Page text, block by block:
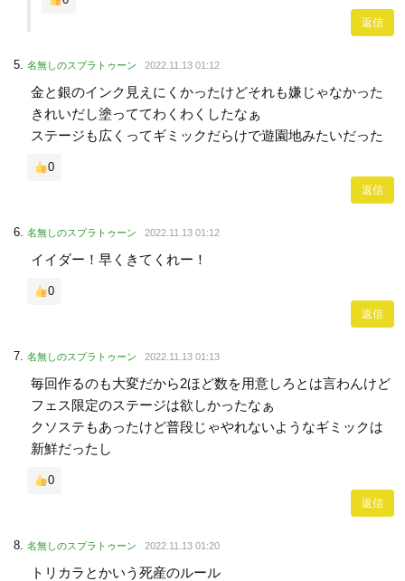
返信
名無しのスプラトゥーン 2022.11.13 01:12
金と銀のインク見えにくかったけどそれも嫌じゃなかった
きれいだし塗っててわくわくしたなぁ
ステージも広くってギミックだらけで遊園地みたいだった
0
返信
名無しのスプラトゥーン 2022.11.13 01:12
イイダー！早くきてくれー！
0
返信
名無しのスプラトゥーン 2022.11.13 01:13
毎回作るのも大変だから2ほど数を用意しろとは言わんけど
フェス限定のステージは欲しかったなぁ
クソステもあったけど普段じゃやれないようなギミックは
新鮮だったし
0
返信
名無しのスプラトゥーン 2022.11.13 01:20
トリカラとかいう死産のルール